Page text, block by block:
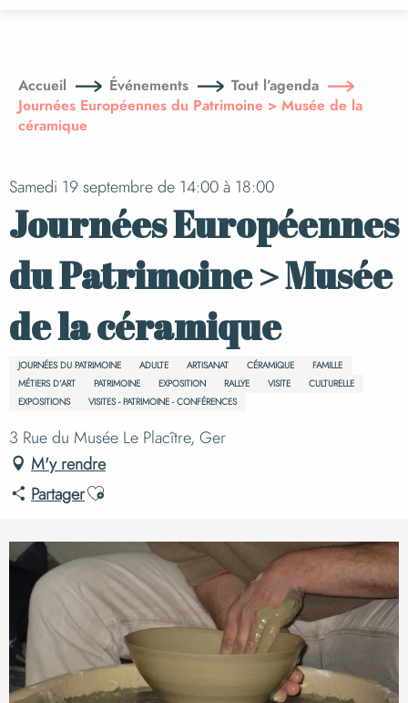
principal
Accueil Événements
Tout l’agenda
Journées Européennes du Patrimoine > Musée de la
céramique
Samedi 19 septembre de 14:00 à 18:00
Journées Européennes
du Patrimoine > Musée
de la céramique
JOURNÉES DU PATRIMOINE ADULTE ARTISANAT CÉRAMIQUE
FAMILLE
MÉTIERS D’ART
PATRIMOINE EXPOSITION RALLYE VISITE
CULTURELLE
EXPOSITIONS
VISITES - PATRIMOINE - CONFÉRENCES
3 Rue du Musée Le Placître, Ger
M'y rendre
PartagerAjouter aux favoris